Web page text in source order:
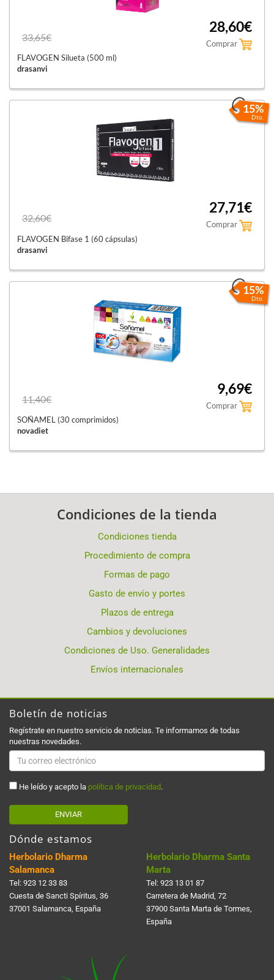
33,65€
28,60€
Comprar
FLAVOGEN Silueta (500 ml)
drasanvi
15%
Dto.
32,60€
27,71€
Comprar
FLAVOGEN Bifase 1 (60 cápsulas)
drasanvi
15%
Dto.
11,40€
9,69€
Comprar
SOÑAMEL (30 comprimidos)
novadiet
Condiciones de la tienda
Condiciones tienda
Procedimiento de compra
Formas de pago
Gasto de envío y portes
Plazos de entrega
Cambios y devoluciones
Condiciones de Uso. Generalidades
Envíos internacionales
Boletín de noticias
Regístrate en nuestro servicio de noticias. Te informamos de todas
nuestras novedades.
He leído y acepto la política de privacidad .
ENVIAR
Dónde estamos
Herbolario Dharma
Salamanca
Tel: 923 12 33 83
Cuesta de Sancti Spí­ritus, 36
37001 Salamanca, España
Herbolario Dharma Santa
Marta
Tel: 923 13 01 87
Carretera de Madrid, 72
37900 Santa Marta de Tormes,
España